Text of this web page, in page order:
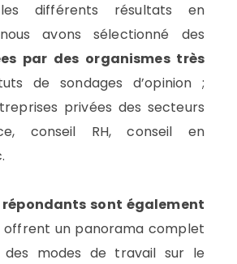
différents résultats en
avons sélectionné des
par des organismes très
de sondages d’opinion ;
privées des secteurs
conseil RH, conseil en
sont également
un panorama complet
des modes de travail sur le